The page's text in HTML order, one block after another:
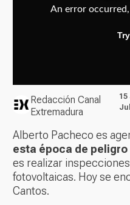
Redacción Canal
Extremadura
Alberto Pacheco es
esta época de
es realizar
fotovoltaicas. Hoy se
Cantos.